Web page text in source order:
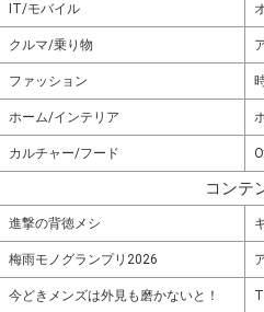
IT/モバイル
クルマ/乗り物
ファッション
ホーム/インテリア
カルチャー/フード
コンテ
進撃の背徳メシ
梅雨モノグランプリ2026
今どきメンズは外見も磨かないと！